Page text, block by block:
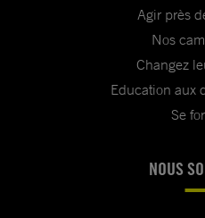
Agir près
Nos
Changez
Education aux
Se
NOUS